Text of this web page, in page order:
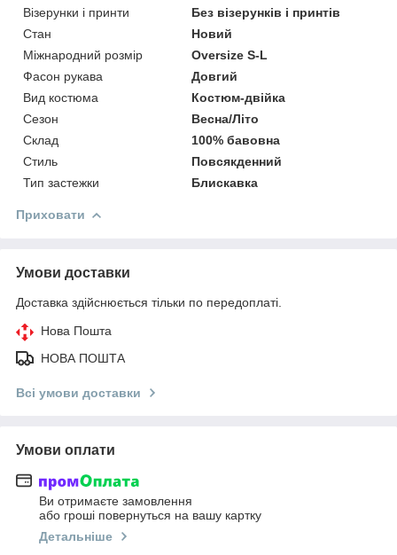
Візерунки і принти
Без візерунків і принтів
Стан
Новий
Міжнародний розмір
Oversize S-L
Фасон рукава
Довгий
Вид костюма
Костюм-двійка
Сезон
Весна/Літо
Склад
100% бавовна
Стиль
Повсякденний
Тип застежки
Блискавка
Приховати
Умови доставки
Доставка здійснюється тільки по передоплаті.
Нова Пошта
НОВА ПОШТА
Всі умови доставки
Умови оплати
Ви отримаєте замовлення
або гроші повернуться на вашу картку
Детальніше